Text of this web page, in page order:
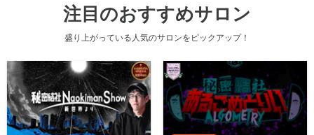
注目のおすすめサロン
盛り上がっている人気のサロンをピックアップ！